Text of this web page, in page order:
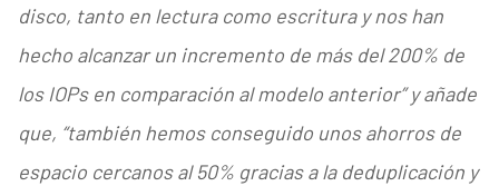
disco, tanto en lectura como escritura y nos han
hecho alcanzar un incremento de más del 200% de
los IOPs en comparación al modelo anterior” y añade
que, “también hemos conseguido unos ahorros de
espacio cercanos al 50% gracias a la deduplicación y